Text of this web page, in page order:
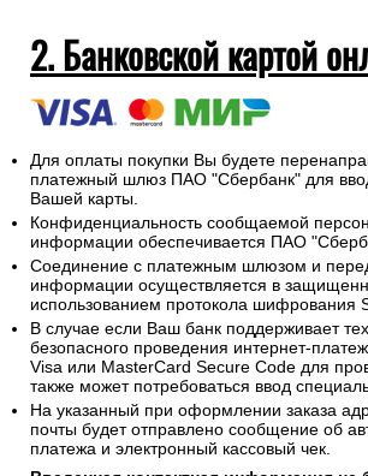
2. Банковской картой
Для оплаты покупки Вы будете
платежный шлюз ПАО "Сбербанк" для
Вашей карты.
Конфиденциальность сообщаемой
информации обеспечивается ПАО
Соединение с платежным шлюзом и
информации осуществляется в
использованием протокола шифрования
В случае если Ваш банк поддерживает
безопасного проведения интернет-
Visa или MasterCard Secure Code для
также может потребоваться ввод
На указанный при оформлении заказа
почты будет отправлено сообщение об
платежа и электронный кассовый чек.